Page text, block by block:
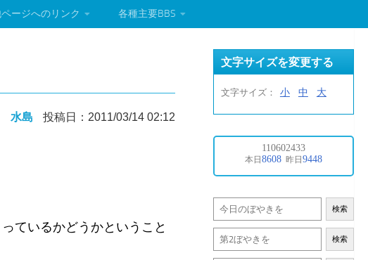
ージへのリンク 各種主要BBS
水島 投稿日：2011/03/14 02:12
ているかどうかということ
文字サイズを変更する
文字サイズ： 小 中 大
検索
検索